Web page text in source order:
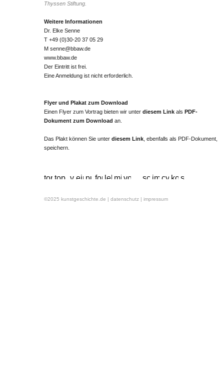
Thyssen Stiftung.
Weitere Informationen
Dr. Elke Senne
T +49 (0)30-20 37 05 29
M senne@bbaw.de
www.bbaw.de
Der Eintritt ist frei.
Eine Anmeldung ist nicht erforderlich.
Flyer und Plakat zum Download
Einen Flyer zum Vortrag bieten wir unter diesem Link als PDF-
Dokument zum Download an.
Das Plakt können Sie unter diesem Link , ebenfalls als PDF-Dokument,
speichern.
©2025 kunstgeschichte.de | datenschutz | impressum